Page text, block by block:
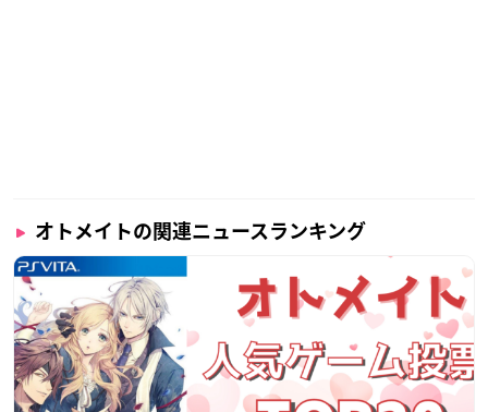
オトメイトの関連ニュースランキング